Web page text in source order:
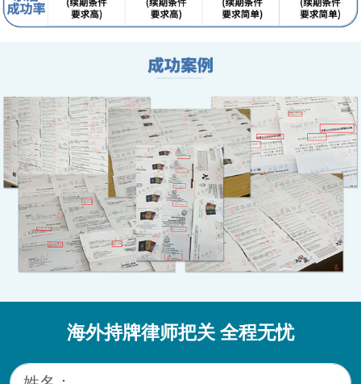
海外持牌律师把关 全程无忧